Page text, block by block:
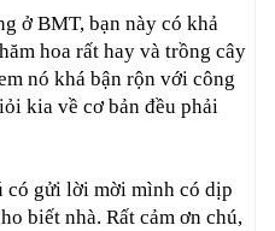
ở BMT, bạn này có khả
hoa rất hay và trồng cây
nó khá bận rộn với công
kia về cơ bản đều phải
có gửi lời mời mình có dịp
biết nhà. Rất cảm ơn chú,